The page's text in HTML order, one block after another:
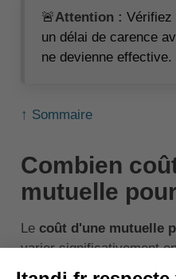
🚨Attention : Vérifiez
un délai de carence
ne devienne effective.
↑ Sommaire
Combien
mutuelle
Le coût d'une mutuelle
varier significativement
tels que l'âge